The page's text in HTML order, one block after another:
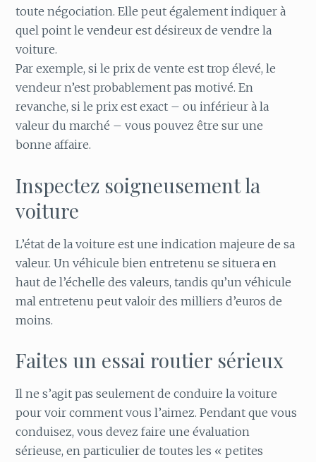
toute négociation. Elle peut également indiquer à
quel point le vendeur est désireux de vendre la
voiture.
Par exemple, si le prix de vente est trop élevé, le
vendeur n’est probablement pas motivé. En
revanche, si le prix est exact – ou inférieur à la
valeur du marché – vous pouvez être sur une
bonne affaire.
Inspectez soigneusement la
voiture
L’état de la voiture est une indication majeure de sa
valeur. Un véhicule bien entretenu se situera en
haut de l’échelle des valeurs, tandis qu’un véhicule
mal entretenu peut valoir des milliers d’euros de
moins.
Faites un essai routier sérieux
Il ne s’agit pas seulement de conduire la voiture
pour voir comment vous l’aimez. Pendant que vous
conduisez, vous devez faire une évaluation
sérieuse, en particulier de toutes les « petites